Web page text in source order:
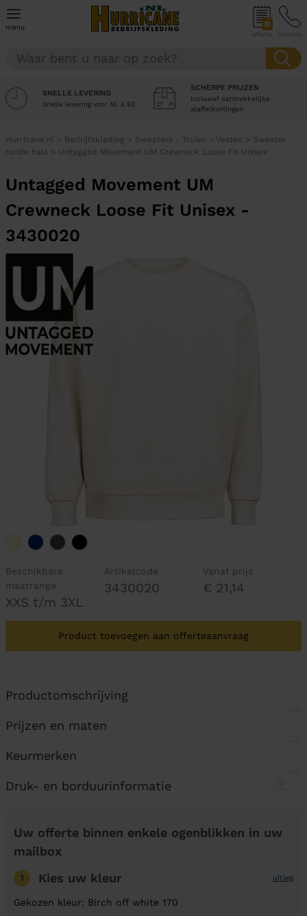
menu 0
offerte contact
SNELLE LEVERING
Snelle levering voor NL & BE
SCHERPE PRIJZEN
Inclusief aantrekkelijke
staffelkortingen
Hurricane.nl > Bedrijfskleding > Sweaters - Truien - Vesten > Sweater
ronde hals > Untagged Movement UM Crewneck Loose Fit Unisex
Untagged Movement UM
Crewneck Loose Fit Unisex -
3430020
Beschikbare
maatrange
XXS t/m 3XL
Artikelcode
3430020
Vanaf prijs
€ 21,14
Product toevoegen aan offerteaanvraag
Productomschrijving
Prijzen en maten
Keurmerken
Druk- en borduurinformatie
Uw offerte binnen enkele ogenblikken in uw
mailbox
1 Kies uw kleur uitleg
Gekozen kleur: Birch off white 170